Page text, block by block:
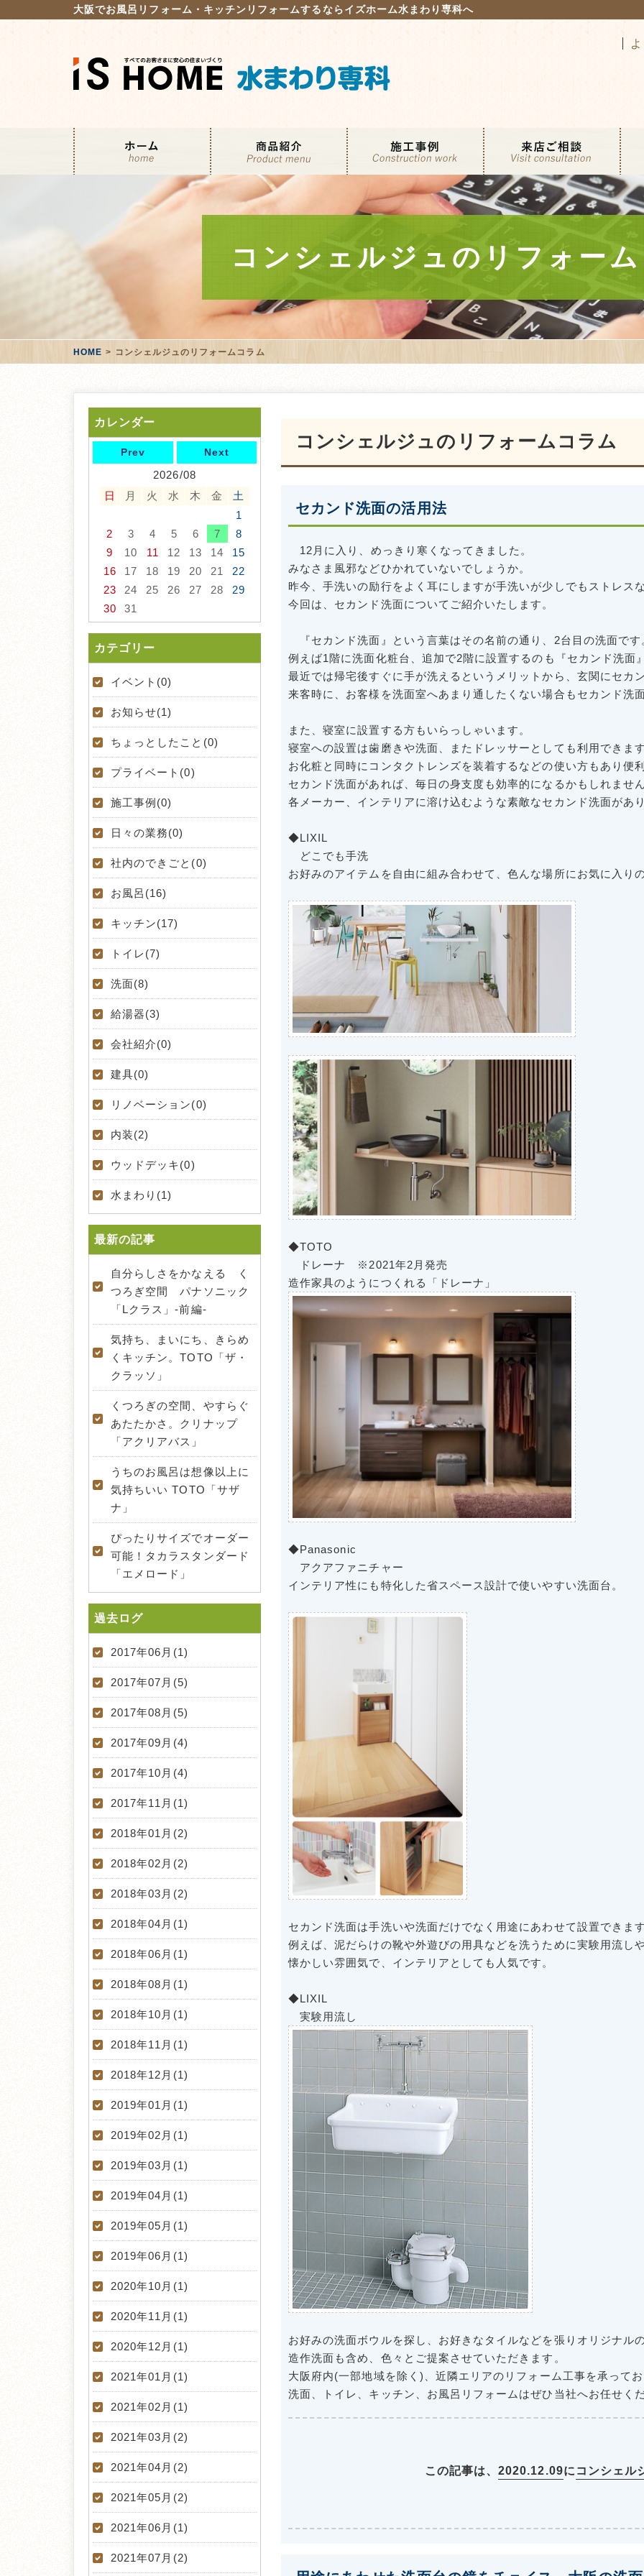
大阪でお風呂リフォーム・キッチンリフォームするならイズホーム水まわり専科へ
コンシェルジュのリフォー
HOME コンシェルジュのリフォームコラム
カレンダー
Prev Next
2026/08
日
月 火 水 木 金
土
1
2
3 4 5 6 7
8
9
10 11 12 13 14
15
16
17 18 19 20 21
22
23
24 25 26 27 28
29
30
31
カテゴリー
イベント(0)
お知らせ(1)
ちょっとしたこと(0)
プライベート(0)
施工事例(0)
日々の業務(0)
社内のできごと(0)
お風呂(16)
キッチン(17)
トイレ(7)
洗面(8)
給湯器(3)
会社紹介(0)
建具(0)
リノベーション(0)
内装(2)
ウッドデッキ(0)
水まわり(1)
最新の記事
自分らしさをかなえる く
つろぎ空間 パナソニック
「Lクラス」-前編-
気持ち、まいにち、きらめ
くキッチン。TOTO「ザ・
クラッソ」
くつろぎの空間、やすらぐ
あたたかさ。クリナップ
「アクリアバス」
うちのお風呂は想像以上に
気持ちいい TOTO「サザ
ナ」
ぴったりサイズでオーダー
可能！タカラスタンダード
「エメロード」
過去ログ
2017年06月(1)
2017年07月(5)
2017年08月(5)
2017年09月(4)
2017年10月(4)
2017年11月(1)
2018年01月(2)
2018年02月(2)
2018年03月(2)
2018年04月(1)
2018年06月(1)
2018年08月(1)
2018年10月(1)
2018年11月(1)
2018年12月(1)
2019年01月(1)
2019年02月(1)
2019年03月(1)
2019年04月(1)
2019年05月(1)
2019年06月(1)
2020年10月(1)
2020年11月(1)
2020年12月(1)
2021年01月(1)
2021年02月(1)
2021年03月(2)
2021年04月(2)
2021年05月(2)
2021年06月(1)
2021年07月(2)
コンシェルジュのリフォームコラム
セカンド洗面の活用法
12月に入り、めっきり寒くなってきました。
みなさま風邪などひかれていないでしょうか。
昨今、手洗いの励行をよく耳にしますが手洗いが少しでもストレス
今回は、セカンド洗面についてご紹介いたします。
『セカンド洗面』という言葉はその名前の通り、2台目の洗面です
例えば1階に洗面化粧台、追加で2階に設置するのも『セカンド洗面
最近では帰宅後すぐに手が洗えるというメリットから、玄関にセカ
来客時に、お客様を洗面室へあまり通したくない場合もセカンド洗
また、寝室に設置する方もいらっしゃいます。
寝室への設置は歯磨きや洗面、またドレッサーとしても利用できま
お化粧と同時にコンタクトレンズを装着するなどの使い方もあり便
セカンド洗面があれば、毎日の身支度も効率的になるかもしれませ
各メーカー、インテリアに溶け込むような素敵なセカンド洗面があ
◆LIXIL
どこでも手洗
お好みのアイテムを自由に組み合わせて、色んな場所にお気に入り
◆TOTO
ドレーナ ※2021年2月発売
造作家具のようにつくれる「ドレーナ」
◆Panasonic
アクアファニチャー
インテリア性にも特化した省スペース設計で使いやすい洗面台。
セカンド洗面は手洗いや洗面だけでなく用途にあわせて設置できま
例えば、泥だらけの靴や外遊びの用具などを洗うために実験用流し
懐かしい雰囲気で、インテリアとしても人気です。
◆LIXIL
実験用流し
お好みの洗面ボウルを探し、お好きなタイルなどを張りオリジナル
造作洗面も含め、色々とご提案させていただきます。
大阪府内(一部地域を除く)、近隣エリアのリフォーム工事を承って
洗面、トイレ、キッチン、お風呂リフォームはぜひ当社へお任せく
この記事は、2020.12.09に コンシェル